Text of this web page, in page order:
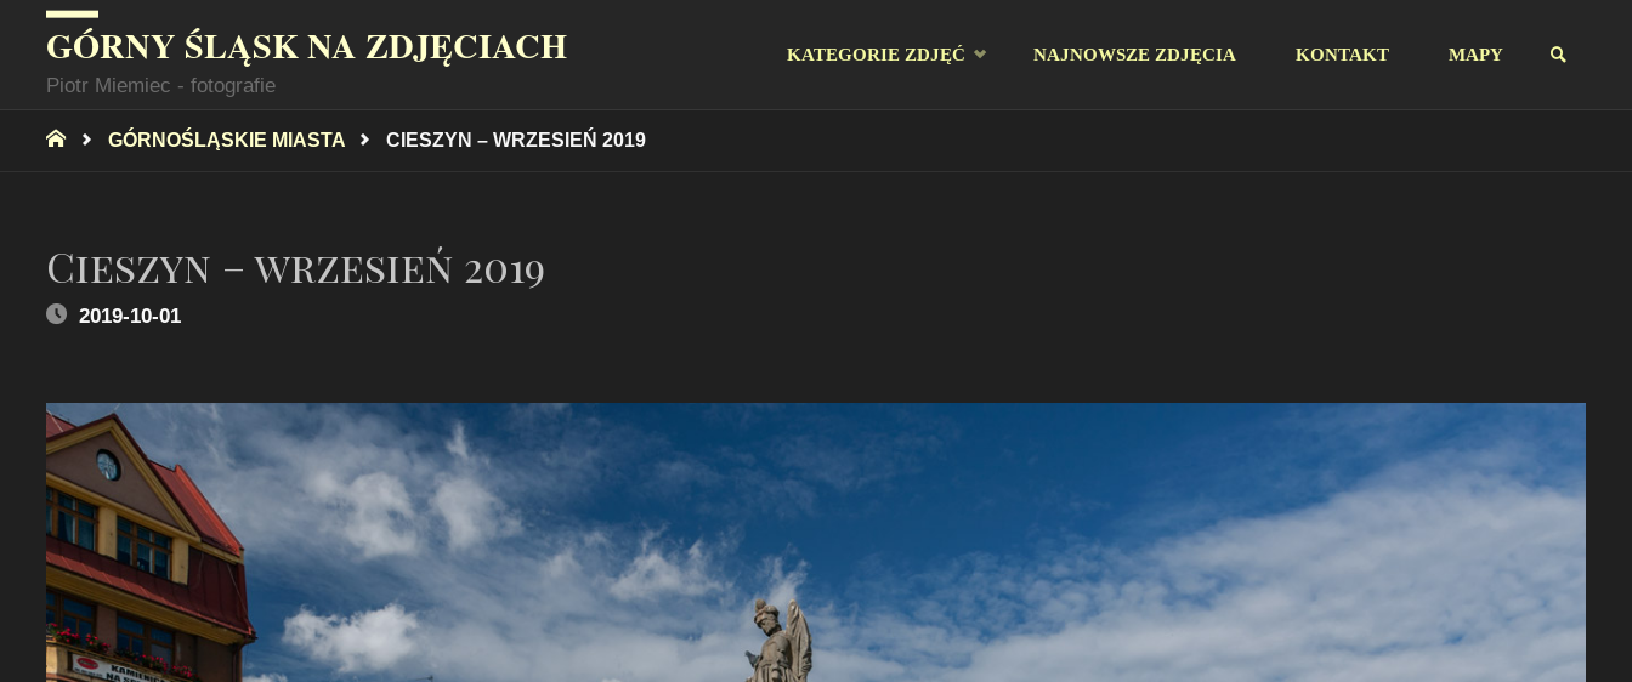
GÓRNY ŚLĄSK NA ZDJĘCIACH
Piotr Miemiec - fotografie
KATEGORIE ZDJĘĆ NAJNOWSZE ZDJĘCIA KONTAKT MAPY
STRONA
GÓRNOŚLĄSKIE MIASTA CIESZYN – WRZESIEŃ 2019
Cieszyn – wrzesień 2019
2019-10-01